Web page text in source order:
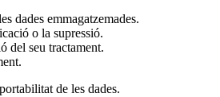
dades emmagatzemades.
o la supressió.
del seu tractament.
de les dades.